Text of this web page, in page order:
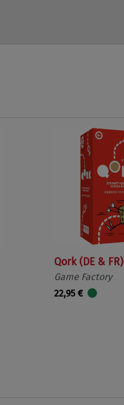
Qork (DE & FR)
Game Factory
22,95 €